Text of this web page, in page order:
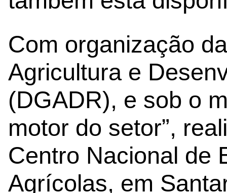
Com organização
Agricultura e
(DGADR), e sob o
motor do setor”,
Centro Nacional de
Agrícolas, em